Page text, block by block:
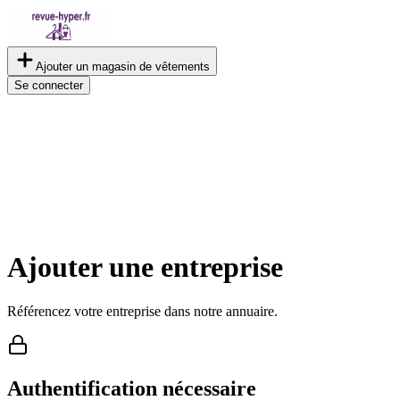
Ajouter un magasin de vêtements
Se connecter
Ajouter une entreprise
Référencez votre entreprise dans notre annuaire.
Authentification nécessaire